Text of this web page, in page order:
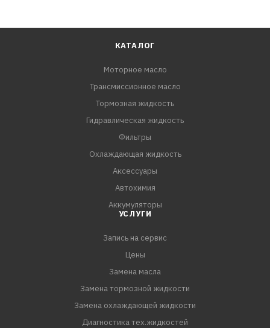
КАТАЛОГ
Моторное масло
Трансмиссионное масло
Тормозная жидкость
Гидравлическая жидкость
Фильтры
Охлаждающая жидкость
Аксессуары
Автохимия
Аккумуляторы
УСЛУГИ
Запись на сервис
Цены
Замена масла
Замена тормозной жидкости
Замена охлаждающей жидкости
Диагностика тех.жидкостей